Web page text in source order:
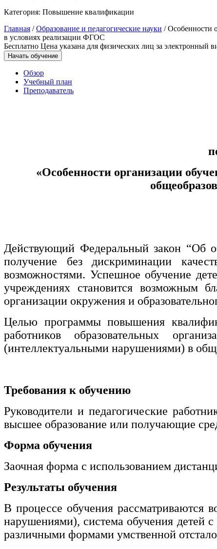
Техносферная безопасность и ОТ
Безопасность труда
организации
Управление административно-
хозяйственной деятельностью
Техника-технологии
Прикладная геология, горное дело,
нефтегазовое дело и геодезия
Ядерная энергетика и технологии
Культура и спорт
Изобразительное и прикладные виды
искусств
Категория: Повышение квалификации
Главная /Образование и педагогические науки / Особенности
в условиях реализации ФГОС
Бесплатно Цена указана для физических лиц за электронный
Начать обучение
Обзор
Учебный план
Преподаватель
«Особенности организации
Действующий Федеральный закон “Об
получение без дискриминации
возможностями. Успешное обучение
учреждениях становится возможным
организации окружения и
Целью программы повышения
работников образовательных
(интеллектуальными нарушениями) в
Требования к обучению
Руководители и педагогические
высшее образование или получающие
Форма обучения
Заочная форма с использованием
Результаты обучения
В процессе обучения рассматриваются
нарушениями), система обучения детей
различными формами умственной